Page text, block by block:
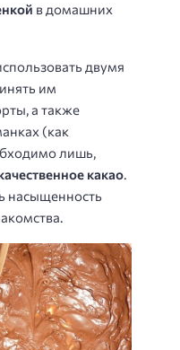
в домашних
двумя
им
а также
(как
лишь,
какао.
насыщенность